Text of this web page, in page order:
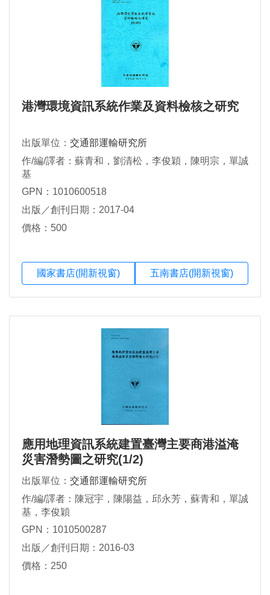
港灣環境資訊系統作業及資料檢核之研究
出版單位： 交通部運輸研究所
作/編/譯者：蘇青和，劉清松，李俊穎，陳明宗，單誠
基
GPN：1010600518
出版／創刊日期：2017-04
價格：500
國家書店(開新視窗) 五南書店(開新視窗)
應用地理資訊系統建置臺灣主要商港溢淹
災害潛勢圖之研究(1/2)
出版單位： 交通部運輸研究所
作/編/譯者：陳冠宇，陳陽益，邱永芳，蘇青和，單誠
基，李俊穎
GPN：1010500287
出版／創刊日期：2016-03
價格：250